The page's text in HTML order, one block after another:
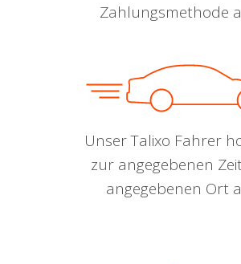
Zahlungsmethode
Unser Talixo Fahrer
zur angegebenen
angegebenen Ort